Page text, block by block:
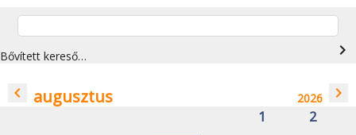
Bővített kereső… navigate_next
navigate_before augusztus 2026 navigate_next
1
2